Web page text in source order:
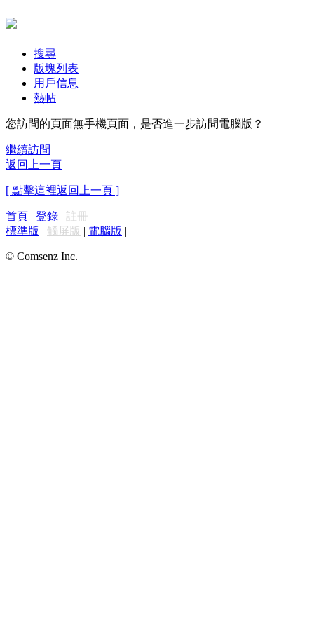
搜尋
版塊列表
用戶信息
熱帖
您訪問的頁面無手機頁面，是否進一步訪問電腦版？
繼續訪問
返回上一頁
[ 點擊這裡返回上一頁 ]
首頁 | 登錄 | 註冊
標準版 | 觸屏版 | 電腦版 |
© Comsenz Inc.